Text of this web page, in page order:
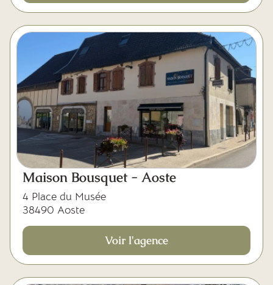
Maison Bousquet - Aoste
4 Place du Musée
38490 Aoste
Voir l'agence